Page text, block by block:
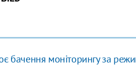
бачення моніторингу за